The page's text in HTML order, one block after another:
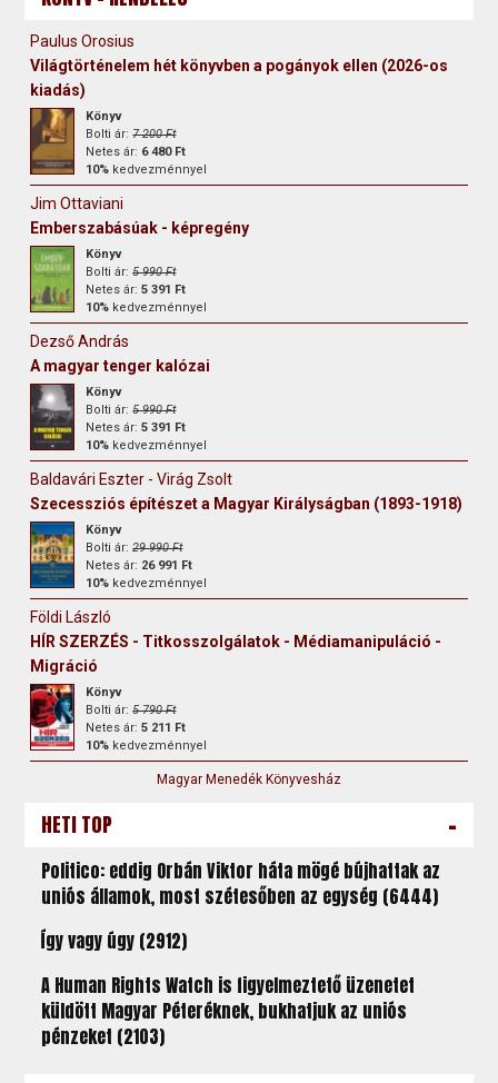
Paulus Orosius
Világtörténelem hét könyvben a pogányok ellen (2026-os
kiadás)
Könyv
Bolti ár:7 200 Ft
Netes ár: 6 480 Ft
10% kedvezménnyel
Jim Ottaviani
Emberszabásúak - képregény
Könyv
Bolti ár:5 990 Ft
Netes ár:5 391 Ft
10% kedvezménnyel
Dezső András
A magyar tenger kalózai
Könyv
Bolti ár:5 990 Ft
Netes ár:5 391 Ft
10% kedvezménnyel
Baldavári Eszter - Virág Zsolt
Szecessziós építészet a Magyar Királyságban (1893-1918)
Könyv
Bolti ár:29 990 Ft
Netes ár: 26 991 Ft
10% kedvezménnyel
Földi László
HÍR SZERZÉS - Titkosszolgálatok - Médiamanipuláció -
Migráció
Könyv
Bolti ár:5 790 Ft
Netes ár:5 211 Ft
10% kedvezménnyel
Magyar Menedék Könyvesház
HETI TOP -
Politico: eddig Orbán Viktor háta mögé bújhattak az
uniós államok, most szétesőben az egység (6444)
Így vagy úgy (2912)
A Human Rights Watch is figyelmeztető üzenetet
küldött Magyar Péteréknek, bukhatjuk az uniós
pénzeket (2103)